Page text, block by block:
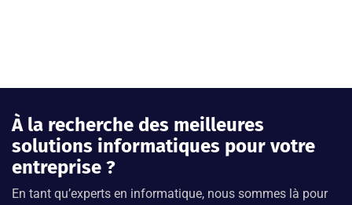
À la recherche des meilleures
solutions informatiques pour votre
entreprise ?
En tant qu’experts en informatique, nous sommes là pour